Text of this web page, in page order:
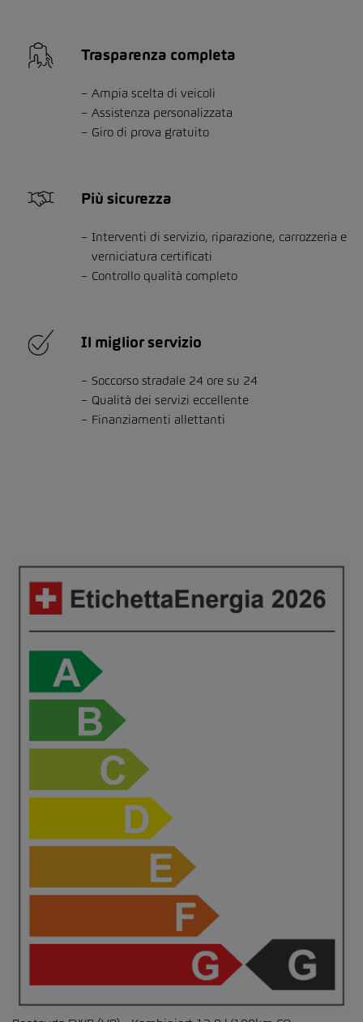
Trasparenza completa
Ampia scelta di veicoli
Assistenza personalizzata
Giro di prova gratuito
Più sicurezza
Interventi di servizio, riparazione, carrozzeria e
verniciatura certificati
Controllo qualità completo
Il miglior servizio
Soccorso stradale 24 ore su 24
Qualità dei servizi eccellente
Finanziamenti allettanti